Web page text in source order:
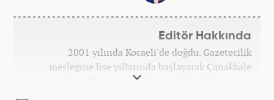
Editör Hakkında
2001 yılında Kocaeli'de doğdu. Gazetecilik
mesleğine lise yıllarında başlayarak Çanakkale
Onsekiz Mart Üniversitesi Gazetecilik bölümünden